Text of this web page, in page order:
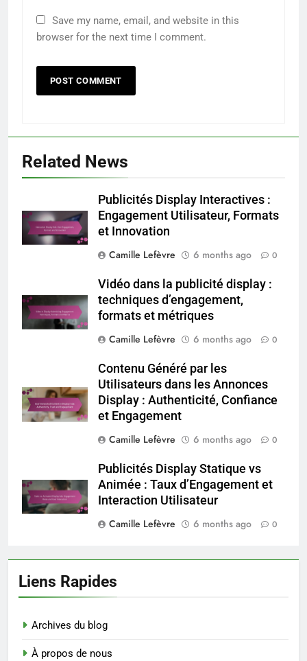
Save my name, email, and website in this
browser for the next time I comment.
Related News
Publicités Display Interactives :
Engagement Utilisateur, Formats
et Innovation
Camille Lefèvre
6 months ago 0
Vidéo dans la publicité display :
techniques d’engagement,
formats et métriques
Camille Lefèvre
6 months ago 0
Contenu Généré par les
Utilisateurs dans les Annonces
Display : Authenticité, Confiance
et Engagement
Camille Lefèvre
6 months ago 0
Publicités Display Statique vs
Animée : Taux d’Engagement et
Interaction Utilisateur
Camille Lefèvre
6 months ago 0
Liens Rapides
Archives du blog
À propos de nous